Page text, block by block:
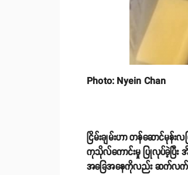
Photo: Nyein Chan
ငြိမ်းချမ်းဟာ တန်ဆောင်မု
ကုသိုလ်ကောင်းမှု ပြုလုပ်ခဲ့ပြီး
အခြေအနေကိုလည်း ဆက်လက် ပ